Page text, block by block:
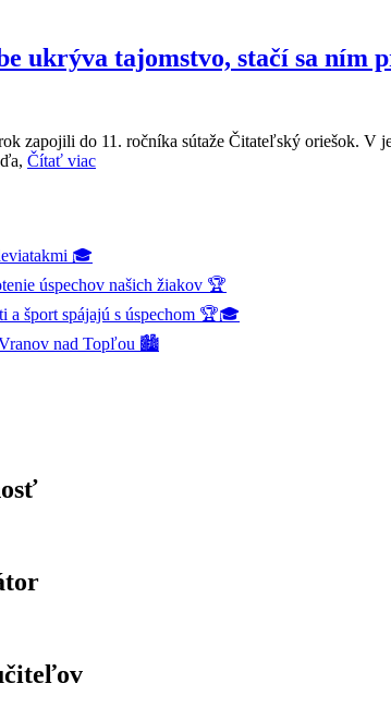
ukrýva tajomstvo, stačí sa ním
zapojili do 11. ročníka sútaže Čitateľský oriešok.
Čítať viac
🎓
úspechov našich žiakov 🏆
a šport spájajú s úspechom 🏆🎓
Vranov nad Topľou 🏙️